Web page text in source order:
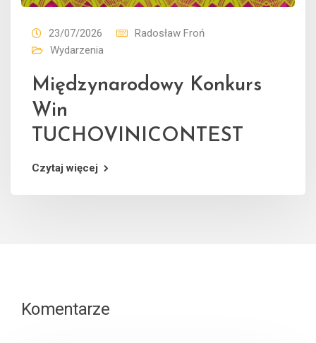
23/07/2026
Radosław Froń
Wydarzenia
Międzynarodowy Konkurs
Win
TUCHOVINICONTEST
Czytaj więcej
Komentarze